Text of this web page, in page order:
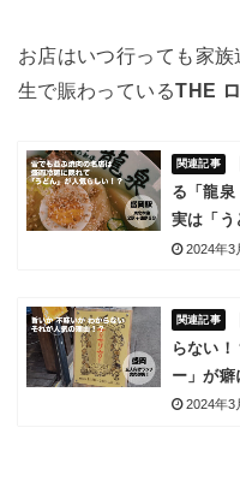
お店はいつ行っても家
生で賑わっているTHE
る「龍泉
実は「う
2024年3
らない
ー」が癖
2024年3